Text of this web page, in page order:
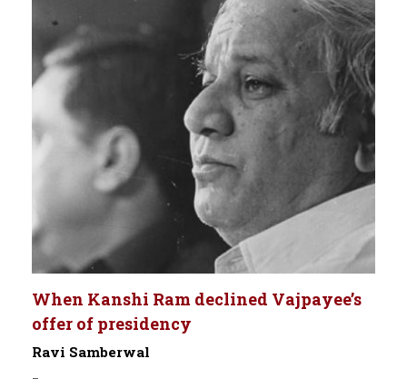
When Kanshi Ram declined Vajpayee’s
offer of presidency
Ravi Samberwal